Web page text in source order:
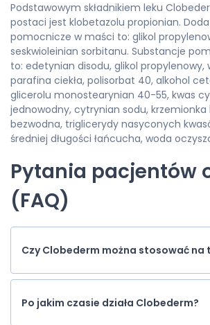
Podstawowym składnikiem leku
postaci jest klobetazolu propionian.
pomocnicze w maści to: glikol
seskwioleinian sorbitanu. Substancje
to: edetynian disodu, glikol propylenowy,
parafina ciekła, polisorbat 40, alkohol
glicerolu monostearynian 40-55, kwas
jednowodny, cytrynian sodu, krzemionka
bezwodna, triglicerydy nasyconych
średniej długości łańcucha, woda
Pytania pacjentów
(FAQ)
Czy Clobederm można stosować na
Po jakim czasie działa Clobederm?